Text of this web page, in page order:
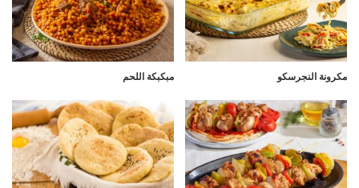
مكرونة النجرسكو مبكبكة اللحم